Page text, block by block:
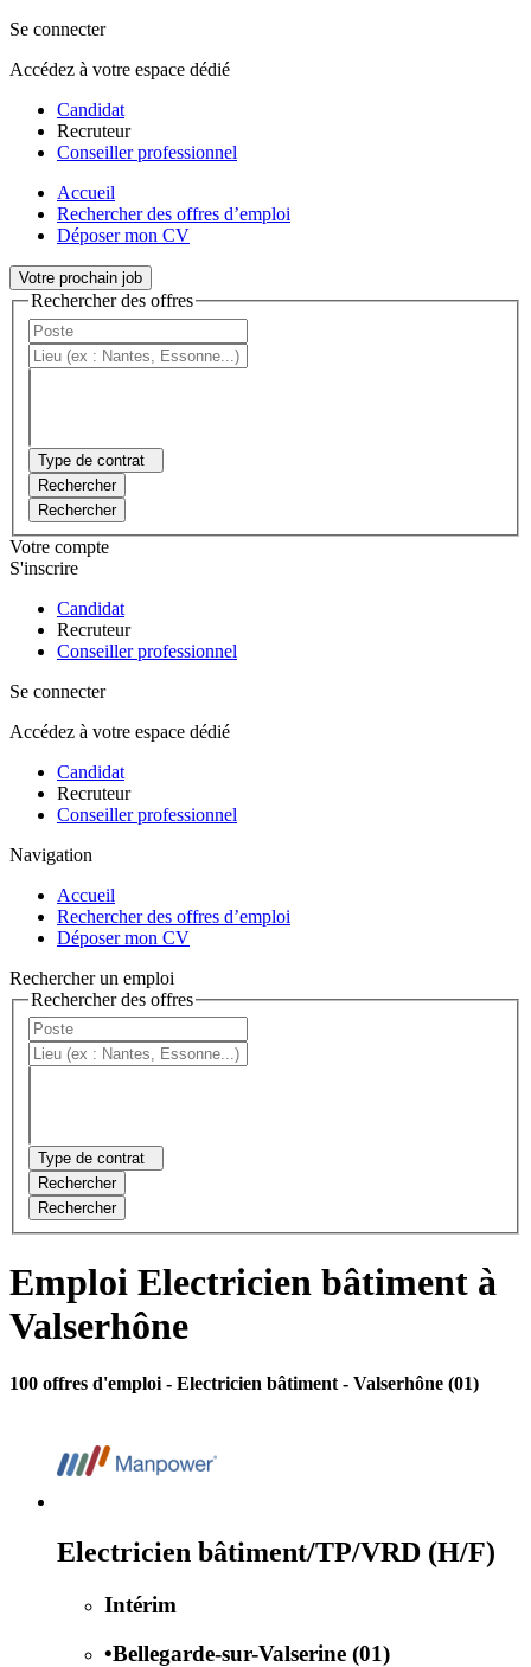
Se connecter
Accédez à votre espace dédié
Candidat
Recruteur
Conseiller professionnel
Accueil
Rechercher des offres d’emploi
Déposer mon CV
Votre prochain job
Rechercher des offres
Type de contrat
Rechercher
Rechercher
Votre compte
S'inscrire
Candidat
Recruteur
Conseiller professionnel
Se connecter
Accédez à votre espace dédié
Candidat
Recruteur
Conseiller professionnel
Navigation
Accueil
Rechercher des offres d’emploi
Déposer mon CV
Rechercher un emploi
Rechercher des offres
Type de contrat
Rechercher
Rechercher
Emploi Electricien bâtiment à
Valserhône
100 offres d'emploi - Electricien bâtiment - Valserhône (01)
Electricien bâtiment/TP/VRD (H/F)
Intérim
•Bellegarde-sur-Valserine (01)